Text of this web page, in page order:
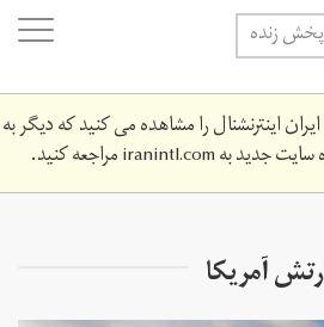
پخش زنده
اینترنشنال را مشاهده می کنید که دیگر به
جدید بهiranintl.comمراجعه کنید.
آمریکا